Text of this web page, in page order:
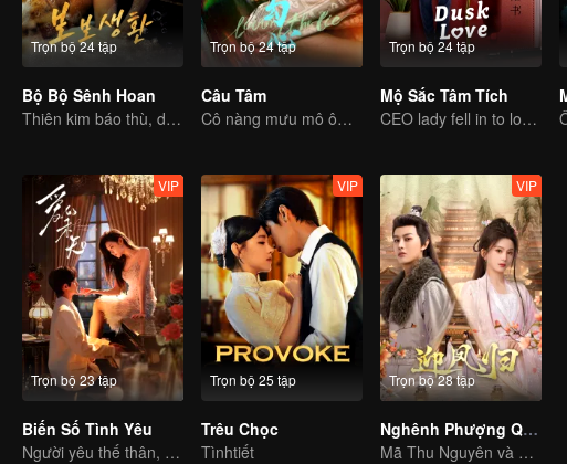
Trọn bộ 24 tập
Bộ Bộ Sênh Hoan
Thiên kim báo thù, dùng hôn nhân làm mồi nhử, gả vào hào môn
Trọn bộ 24 tập
Câu Tâm
Cô nàng mưu mô ôm hận báo thù phải lòng chàng thiếu gia bất hảo
Trọn bộ 24 tập
Mộ Sắc Tâm Tích
CEO lady fell in to love contract
Trọn bộ 23 tập
VIP
Biến Số Tình Yêu
Người yêu thế thân, ôm hôn thắm thiết
Trọn bộ 25 tập
VIP
Trêu Chọc
Tìnhtiết
Trọn bộ 28 tập
VIP
Nghênh Phượng Quy(Ban Tiéng Thái)
Mã Thu Nguyên và Hà Kiện Kỳ tái sinh lội ngược dòng